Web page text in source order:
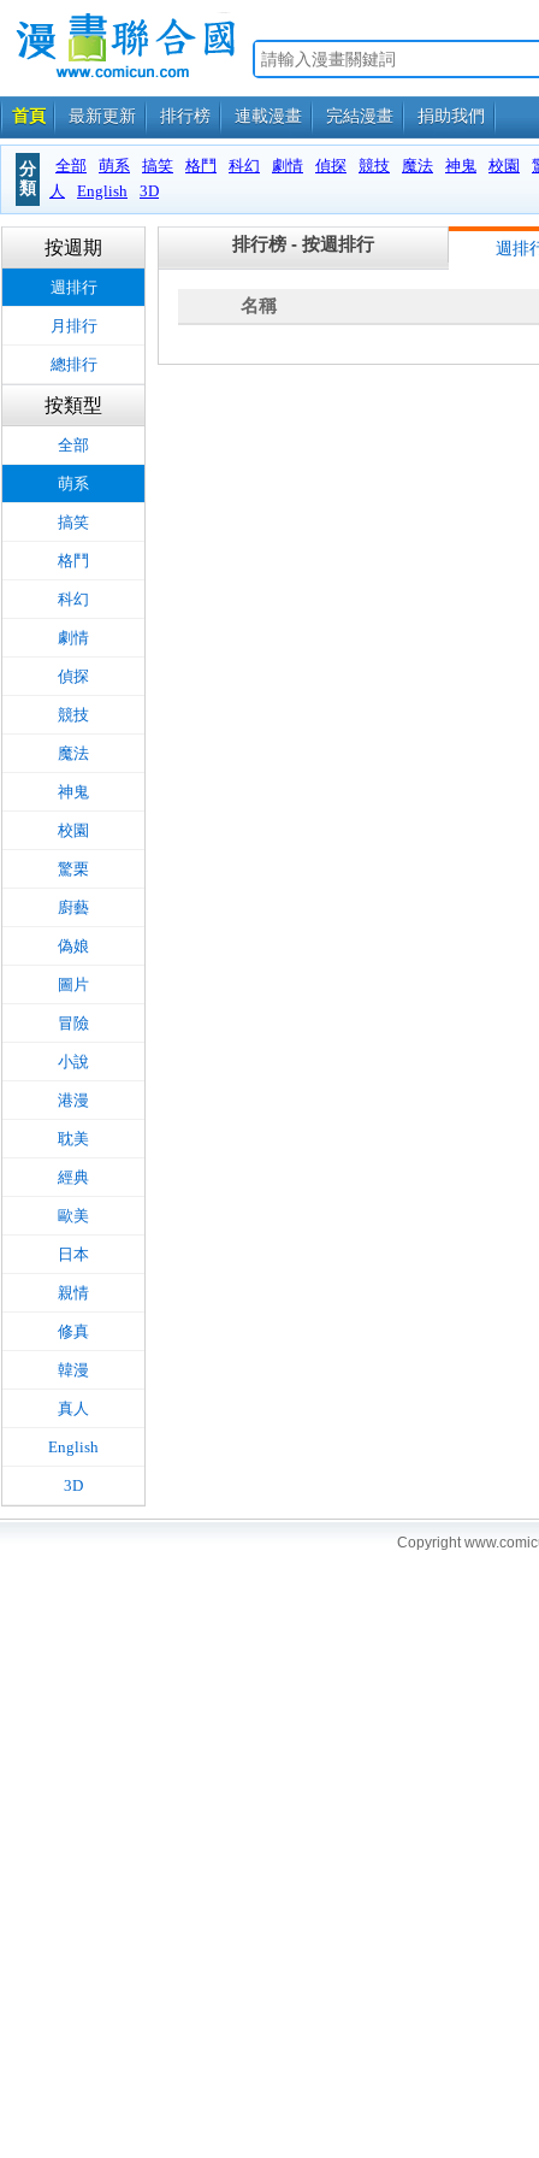
首頁 最新更新 排行榜 連載漫畫 完結漫畫 捐助我們
分
類
全部 萌系 搞笑 格鬥 科幻 劇情 偵探 競技 魔法 神鬼 校園
人
English 3D
按週期
週排行
月排行
總排行
按類型
全部
萌系
搞笑
格鬥
科幻
劇情
偵探
競技
魔法
神鬼
校園
驚栗
廚藝
偽娘
圖片
冒險
小說
港漫
耽美
經典
歐美
日本
親情
修真
韓漫
真人
English
3D
排行榜 - 按週排行 週排
名稱
Copyright